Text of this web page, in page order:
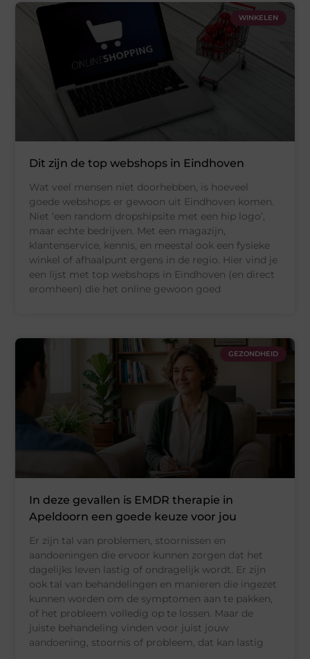
WINKELEN
Dit zijn de top webshops in Eindhoven
Wat veel mensen niet doorhebben, is hoeveel
goede webshops er gewoon uit Eindhoven komen.
Niet ‘een random dropshipsite met een hip logo’,
maar echte bedrijven. Met een magazijn,
klantenservice, kennis, en meestal ook een fysieke
winkel of afhaalpunt ergens in de regio. Hier vind je
een lijst met top webshops in Eindhoven (en direct
eromheen) die het online gewoon goed
GEZONDHEID
In deze gevallen is EMDR therapie in
Apeldoorn een goede keuze voor jou
Er zijn tal van problemen, stoornissen en
aandoeningen die ervoor kunnen zorgen dat het
dagelijks leven lastig of ondragelijk wordt. Er zijn
ook tal van behandelingen en manieren die ingezet
kunnen worden om de symptomen aan te pakken,
of het probleem volledig op te lossen. Maar de
juiste behandeling vinden voor juist jouw
aandoening, stoornis of probleem, dat kan lastig